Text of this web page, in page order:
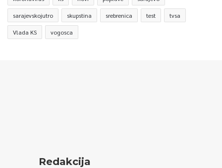
sarajevskojutro skupstina srebrenica test tvsa
Vlada KS vogosca
Redakcija